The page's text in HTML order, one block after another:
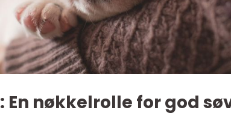
En nøkkelrolle for god